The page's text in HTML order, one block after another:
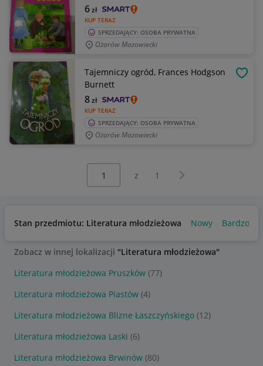
KUP TERAZ
6zł
SPRZEDAJĄCY: OSOBA PRYWATNA
Ożarów Mazowiecki
Tajemniczy ogród, Frances Hodgson
Burnett
KUP TERAZ
8zł
SPRZEDAJĄCY: OSOBA PRYWATNA
Ożarów Mazowiecki
z 1 Następna strona
Stan przedmiotu: Literatura młodzieżowa Nowy Bardzo
Zobacz w innej lokalizacji "Literatura młodzieżowa"
Literatura młodzieżowa Pruszków (77)
Literatura młodzieżowa Piastów (4)
Literatura młodzieżowa Blizne Łaszczyńskiego (12)
Literatura młodzieżowa Laski (6)
Literatura młodzieżowa Brwinów (80)